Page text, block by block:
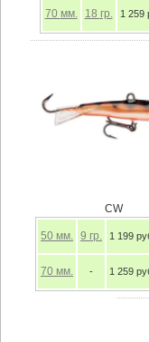
70 мм. 18 гр. 1 259
CW
50 мм. 9 гр. 1 199
70 мм. - 1 259